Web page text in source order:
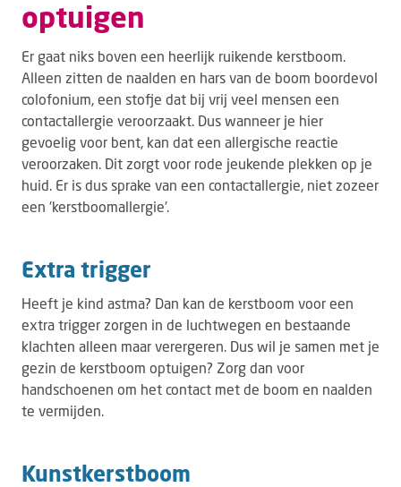
optuigen
Er gaat niks boven een heerlijk ruikende kerstboom.
Alleen zitten de naalden en hars van de boom boordevol
colofonium, een stofje dat bij vrij veel mensen een
contactallergie veroorzaakt. Dus wanneer je hier
gevoelig voor bent, kan dat een allergische reactie
veroorzaken. Dit zorgt voor rode jeukende plekken op je
huid. Er is dus sprake van een contactallergie, niet zozeer
een 'kerstboomallergie'.
Extra trigger
Heeft je kind astma? Dan kan de kerstboom voor een
extra trigger zorgen in de luchtwegen en bestaande
klachten alleen maar verergeren. Dus wil je samen met je
gezin de kerstboom optuigen? Zorg dan voor
handschoenen om het contact met de boom en naalden
te vermijden.
Kunstkerstboom